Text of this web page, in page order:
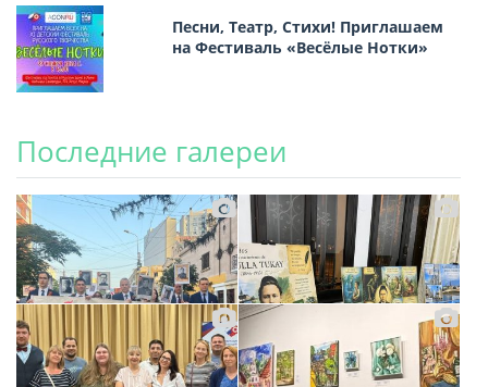
Песни, Театр, Стихи! Приглашаем
на Фестиваль «Весёлые Нотки»
Последние галереи